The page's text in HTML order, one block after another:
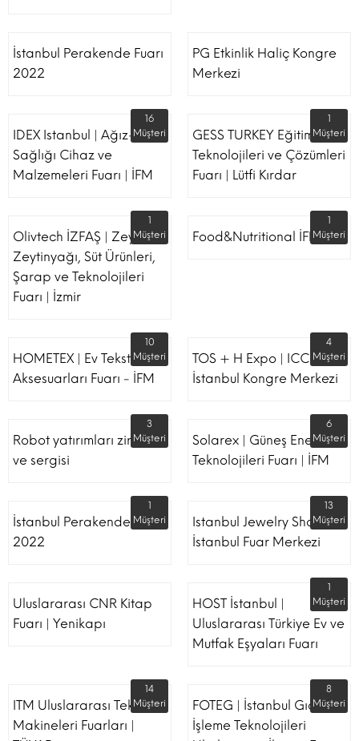
İstanbul Perakende Fuarı
2022
PG Etkinlik Haliç Kongre
Merkezi
IDEX Istanbul | Ağız-Diş
Sağlığı Cihaz ve
Malzemeleri Fuarı | İFM
16
Müşteri
GESS TURKEY Eğitim
Teknolojileri ve Çözümleri
Fuarı | Lütfi Kırdar
1
Müşteri
Olivtech İZFAŞ | Zeytin,
Zeytinyağı, Süt Ürünleri,
Şarap ve Teknolojileri
Fuarı | İzmir
1
Müşteri
Food&Nutritional İFM
1
Müşteri
HOMETEX | Ev Tekstili Ve
Aksesuarları Fuarı - İFM
10
Müşteri
TOS + H Expo | ICC -
İstanbul Kongre Merkezi
4
Müşteri
Robot yatırımları zirvesi
ve sergisi
3
Müşteri
Solarex | Güneş Enerjisi &
Teknolojileri Fuarı | İFM
6
Müşteri
İstanbul Perakende Fuarı
2022
1
Müşteri
Istanbul Jewelry Show |
İstanbul Fuar Merkezi
13
Müşteri
Uluslararası CNR Kitap
Fuarı | Yenikapı
HOST İstanbul |
Uluslararası Türkiye Ev ve
Mutfak Eşyaları Fuarı
1
Müşteri
ITM Uluslararası Tekstil
Makineleri Fuarları |
14
Müşteri
FOTEG | İstanbul Gıda
İşleme Teknolojileri
8
Müşteri